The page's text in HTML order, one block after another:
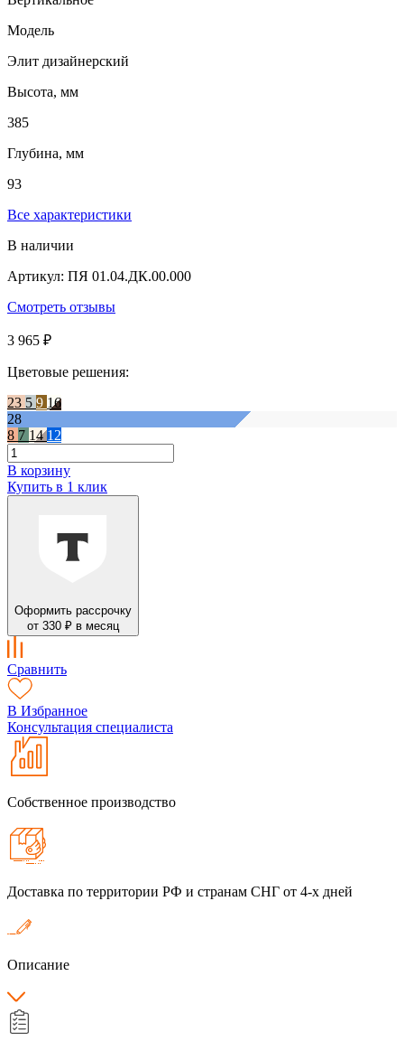
Модель
Элит дизайнерский
Высота, мм
385
Глубина, мм
93
Все характеристики
В наличии
Артикул: ПЯ 01.04.ДК.00.000
Смотреть отзывы
3 965 ₽
Цветовые решения:
23 5 9 16
28
8 7 1412
В корзину
Купить в 1 клик
Оформить рассрочку
от 330 ₽ в месяц
Сравнить
В Избранное
Консультация специалиста
Собственное производство
Доставка по территории РФ и странам СНГ от 4-х дней
Описание